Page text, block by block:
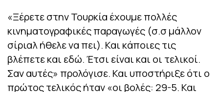
«Ξέρετε στην Τουρκία έχουμε πολλές
κινηματογραφικές παραγωγές (σ.σ μάλλον
σίριαλ ήθελε να πει). Και κάποιες τις
βλέπετε και εδώ. Έτσι είναι και οι τελικοί.
Σαν αυτές» προλόγισε. Και υποστήριξε ότι ο
πρώτος τελικός ήταν «οι βολές: 29-5. Και